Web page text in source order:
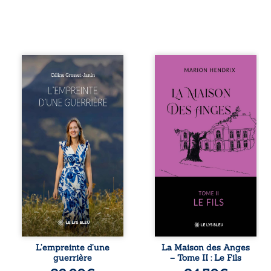
Que reste-t-il de
l’enfance lorsque
la maladie impose
ses propres règles
? L’empreinte
d’une guerrière
livre, sans détour,
le récit d’un
quotidien
bouleversé par la
maladie
chronique,
l’errance médicale
et de longues
hospitalisations.
L’auteure y
raconte ce que les
dossiers médicaux
taisent : la peur,
l’isolement,
L’empreinte d’une
guerrière
Nous sommes en
après le décès du
patriarche
Anatole-Eustache.
La famille devra
affronter non
seulement un
inconnu qui rôde
autour du
domaine et dont
Firmin, le fidèle
majordome,
redoute les visites,
encombrant
Eustache, la
malédiction
familiale, mais
La Maison des Anges
– Tome II : Le Fils